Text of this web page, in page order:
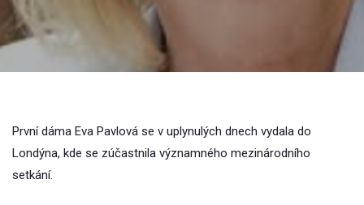
První dáma Eva Pavlová se v uplynulých dnech vydala do
Londýna, kde se zúčastnila významného mezinárodního
setkání.